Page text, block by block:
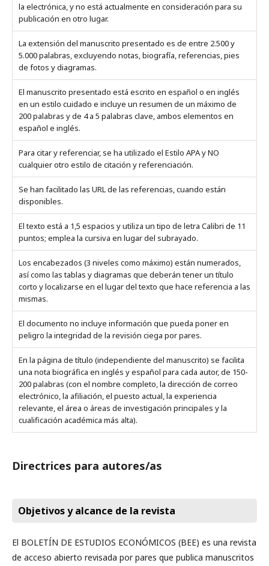
la electrónica, y no está actualmente en consideración para su
publicación en otro lugar.
La extensión del manuscrito presentado es de entre 2.500 y
5.000 palabras, excluyendo notas, biografía, referencias, pies
de fotos y diagramas.
El manuscrito presentado está escrito en español o en inglés
en un estilo cuidado e incluye un resumen de un máximo de
200 palabras y de 4 a 5 palabras clave, ambos elementos en
español e inglés.
Para citar y referenciar, se ha utilizado el Estilo APA y NO
cualquier otro estilo de citación y referenciación.
Se han facilitado las URL de las referencias, cuando están
disponibles.
El texto está a 1,5 espacios y utiliza un tipo de letra Calibri de 11
puntos; emplea la cursiva en lugar del subrayado.
Los encabezados (3 niveles como máximo) están numerados,
así como las tablas y diagramas que deberán tener un título
corto y localizarse en el lugar del texto que hace referencia a las
mismas.
El documento no incluye información que pueda poner en
peligro la integridad de la revisión ciega por pares.
En la página de título (independiente del manuscrito) se facilita
una nota biográfica en inglés y español para cada autor, de 150-
200 palabras (con el nombre completo, la dirección de correo
electrónico, la afiliación, el puesto actual, la experiencia
relevante, el área o áreas de investigación principales y la
cualificación académica más alta).
Directrices para autores/as
Objetivos y alcance de la revista
El BOLETÍN DE ESTUDIOS ECONÓMICOS (BEE) es una revista
de acceso abierto revisada por pares que publica manuscritos